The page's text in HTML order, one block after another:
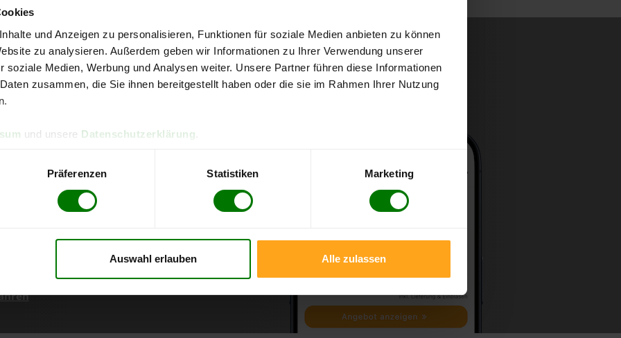
und Anzeigen zu personalisieren, Funktionen für soziale Medien anbieten zu können
zu analysieren. Außerdem geben wir Informationen zu Ihrer Verwendung unserer
soziale Medien, Werbung und Analysen weiter. Unsere Partner führen diese Informationen
zusammen, die Sie ihnen bereitgestellt haben oder die sie im Rahmen Ihrer Nutzung
und unsere Datenschutzerklärung
Präferenzen Statistiken Marketing
Auswahl erlauben Alle zulassen
kostenlose
direkt online bestellen
aktuellen Stand